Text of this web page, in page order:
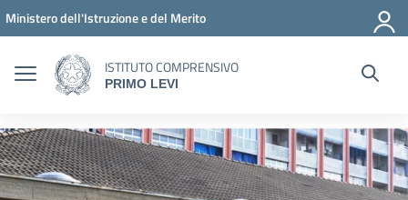
Vai ai contenuti
Vai al menu di navigazione
Vai al footer
Ministero dell'Istruzione e del Merito
ISTITUTO COMPRENSIVO
PRIMO LEVI